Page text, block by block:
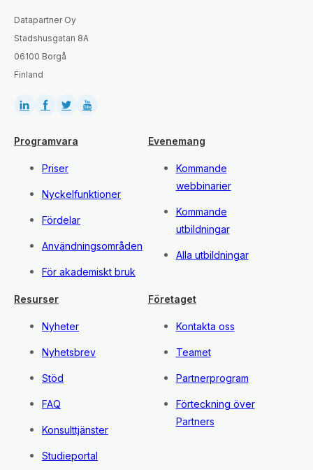
Datapartner Oy
Stadshusgatan 8A
06100 Borgå
Finland
Programvara
Priser
Nyckelfunktioner
Fördelar
Användningsområden
För akademiskt bruk
Evenemang
Kommande
webbinarier
Kommande
utbildningar
Alla utbildningar
Resurser
Nyheter
Nyhetsbrev
Stöd
FAQ
Konsulttjänster
Studieportal
Företaget
Kontakta oss
Teamet
Partnerprogram
Förteckning över
Partners